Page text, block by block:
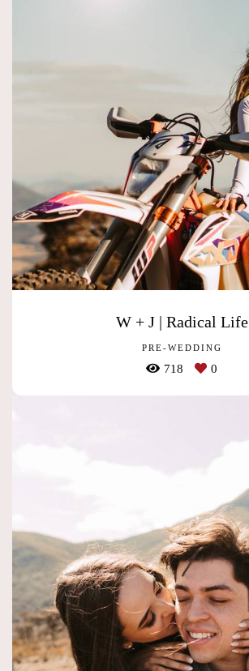
W + J | Radical Life
PRE-WEDDING
718 0